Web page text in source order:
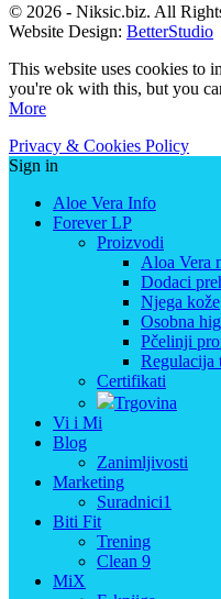
© 2026 - Niksic.biz. All
Website Design: BetterStudio
This website uses cookies to
you're ok with this, but you
More
Privacy & Cookies Policy
Sign in
Aloe Vera Info
Forever LP
Proizvodi
Aloa Vera
Dodaci
Njega kože
Osobna
Pčelinji
Regulacija
Certifikati
Trgovina
Vi i Mi
Blog
Zanimljivosti
Marketing
Suradnici1
Biti Fit
Trening
Clean 9
MiX